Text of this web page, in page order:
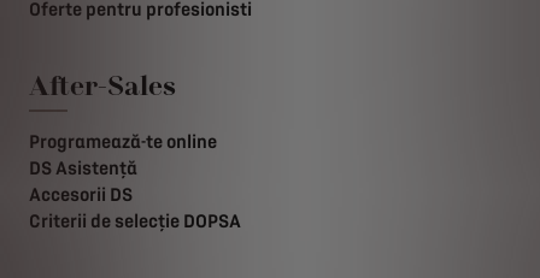
Oferte pentru profesionisti
After-Sales
Programează-te online
DS Asistență
Accesorii DS
Criterii de selecție DOPSA